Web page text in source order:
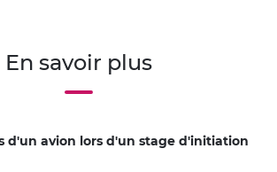
En savoir plus
d'un avion lors d'un stage d'initiation